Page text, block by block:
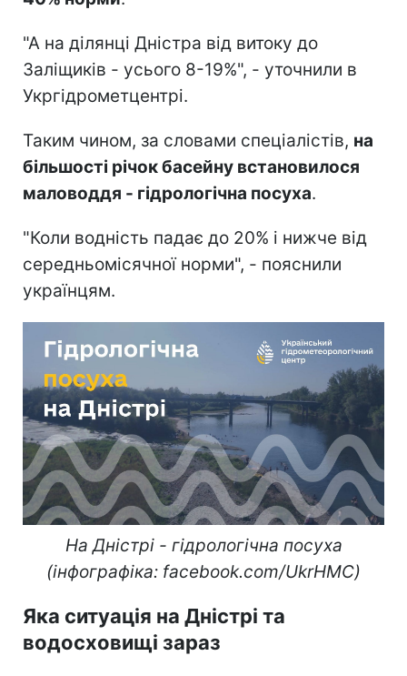
"А на ділянці Дністра від витоку до
Заліщиків - усього 8-19%", - уточнили в
Укргідрометцентрі.
Таким чином, за словами спеціалістів, на
більшості річок басейну встановилося
маловоддя - гідрологічна посуха.
"Коли водність падає до 20% і нижче від
середньомісячної норми", - пояснили
українцям.
На Дністрі - гідрологічна посуха
(інфографіка: facebook.com/UkrHMC)
Яка ситуація на Дністрі та
водосховищі зараз